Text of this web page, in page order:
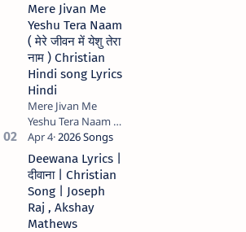
Mere Jivan Me
Yeshu Tera Naam
( मेरे जीवन में येशु तेरा
नाम ) Christian
Hindi song Lyrics
Hindi
Mere Jivan Me
Yeshu Tera Naam (
मेरे जीवन में येशु तेरा नाम )
Christian Hindi
song Lyrics Hindi
Anil Kant …
Deewana Lyrics |
दीवाना | Christian
Song | Joseph
Raj , Akshay
Mathews